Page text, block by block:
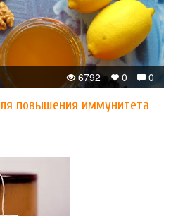
0
0
6792
повышения иммунитета